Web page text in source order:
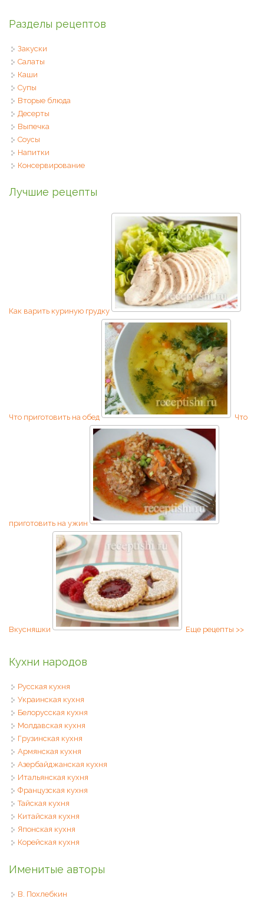
Разделы рецептов
Закуски
Салаты
Каши
Супы
Вторые блюда
Десерты
Выпечка
Соусы
Напитки
Консервирование
Лучшие рецепты
Как варить куриную грудку
Что приготовить на обед Что
приготовить на ужин
Вкусняшки Еще рецепты >>
Кухни народов
Русская кухня
Украинская кухня
Белорусская кухня
Молдавская кухня
Грузинская кухня
Армянская кухня
Азербайджанская кухня
Итальянская кухня
Французская кухня
Тайская кухня
Китайская кухня
Японская кухня
Корейская кухня
Именитые авторы
В. Похлебкин